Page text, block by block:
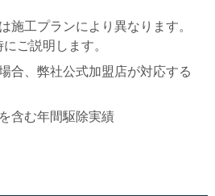
施工プランにより異なります。
ご説明します。
合、弊社公式加盟店が対応する
含む年間駆除実績